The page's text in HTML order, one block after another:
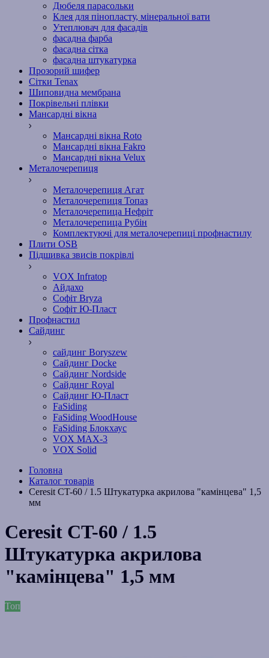
Дюбеля парасольки
Клея для пінопласту, мінеральної вати
Утеплювач для фасадів
фасадна фарба
фасадна сітка
фасадна штукатурка
Прозорий шифер
Сітки Tenax
Шиповидна мембрана
Покрівельні плівки
Мансардні вікна
Мансардні вікна Roto
Мансардні вікна Fakro
Мансардні вікна Velux
Металочерепиця
Металочерепиця Агат
Металочерепиця Топаз
Металочерепица Нефріт
Металочерепица Рубін
Комплектуючі для металочерепиці профнастилу
Плити OSB
Підшивка звисів покрівлі
VOX Infratop
Айдахо
Софiт Bryza
Софiт Ю-Пласт
Профнастил
Сайдинг
сайдинг Boryszew
Сайдинг Docke
Сайдинг Nordside
Сайдинг Royal
Сайдинг Ю-Пласт
FaSiding
FaSiding WoodHouse
FaSiding Блокхаус
VOX MAX-3
VOX Solid
Головна
Каталог товарів
Ceresit CT-60 / 1.5 Штукатурка акрилова "камінцева" 1,5
мм
Ceresit CT-60 / 1.5
Штукатурка акрилова
"камінцева" 1,5 мм
Топ